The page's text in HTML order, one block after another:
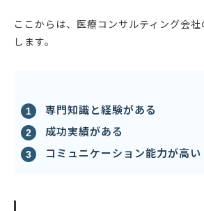
ここからは、医療コンサルティング会
します。
専門知識と経験がある
成功実績がある
コミュニケーション能力が高い